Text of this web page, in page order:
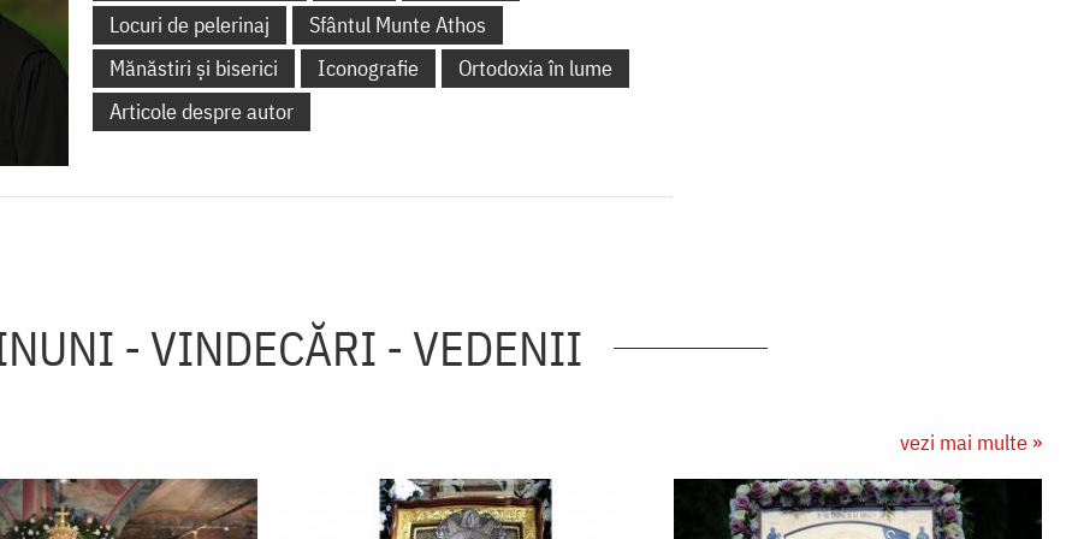
Locuri de pelerinaj
Sfântul Munte Athos
Mănăstiri și biserici
Iconografie
Ortodoxia în lume
Articole despre autor
- VINDECĂRI - VEDENII
vezi mai multe »